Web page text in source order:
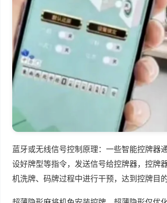
蓝牙或无线信号控制原理：一些智能控牌器
设好牌型等指令，发送信号给控牌器，控牌
机洗牌、码牌过程中进行干预，达到控牌目的